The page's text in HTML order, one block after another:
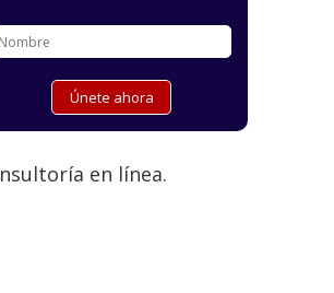
en línea.